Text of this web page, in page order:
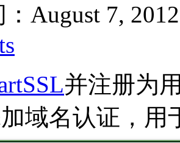
August 7,
并注册为
域名认证，用